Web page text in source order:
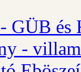
GÜB és
-